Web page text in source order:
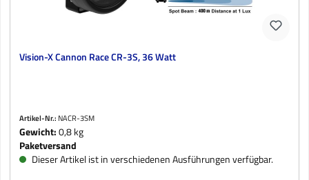
Vision-X Cannon Race CR-3S, 36 Watt
Artikel-Nr.: NACR-3SM
Gewicht:0,8 kg
Paketversand
Dieser Artikel ist in verschiedenen Ausführungen verfügbar.